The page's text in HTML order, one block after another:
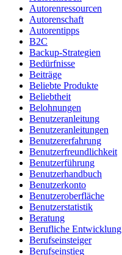
Autorenressourcen
Autorenschaft
Autorentipps
B2C
Backup-Strategien
Bedürfnisse
Beiträge
Beliebte Produkte
Beliebtheit
Belohnungen
Benutzeranleitung
Benutzeranleitungen
Benutzererfahrung
Benutzerfreundlichkeit
Benutzerführung
Benutzerhandbuch
Benutzerkonto
Benutzeroberfläche
Benutzerstatistik
Beratung
Berufliche Entwicklung
Berufseinsteiger
Berufseinstieg